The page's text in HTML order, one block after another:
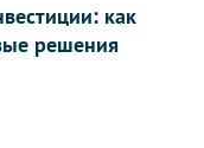
как
решения